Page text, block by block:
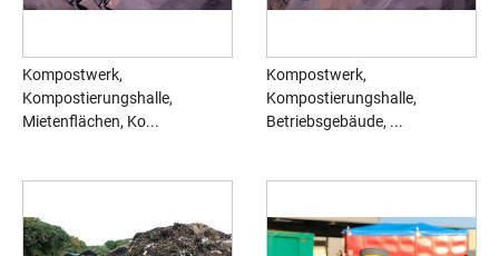
Kompostwerk,
Kompostierungshalle,
Mietenflächen, Ko...
Kompostwerk,
Kompostierungshalle,
Betriebsgebäude, ...